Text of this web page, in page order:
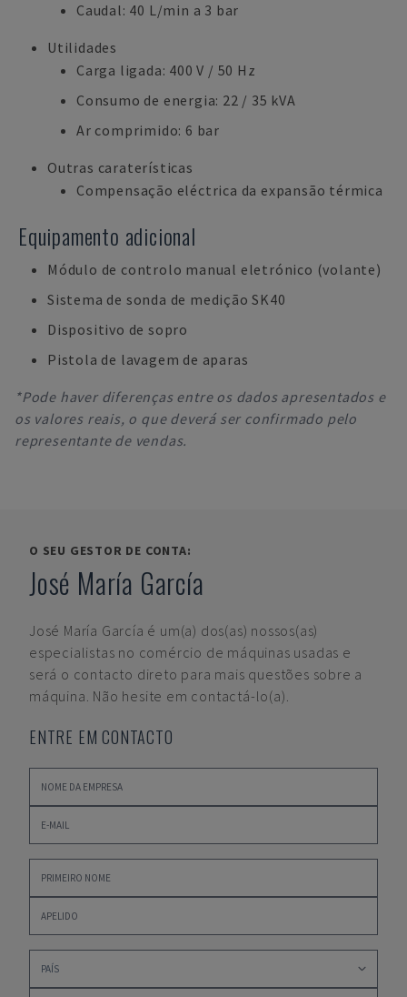
Caudal: 40 L/min a 3 bar
Utilidades
Carga ligada: 400 V / 50 Hz
Consumo de energia: 22 / 35 kVA
Ar comprimido: 6 bar
Outras caraterísticas
Compensação eléctrica da expansão térmica
Equipamento adicional
Módulo de controlo manual eletrónico (volante)
Sistema de sonda de medição SK40
Dispositivo de sopro
Pistola de lavagem de aparas
*Pode haver diferenças entre os dados apresentados e
os valores reais, o que deverá ser confirmado pelo
representante de vendas.
O SEU GESTOR DE CONTA:
José María García
José María García é um(a) dos(as) nossos(as)
especialistas no comércio de máquinas usadas e
será o contacto direto para mais questões sobre a
máquina. Não hesite em contactá-lo(a).
ENTRE EM CONTACTO